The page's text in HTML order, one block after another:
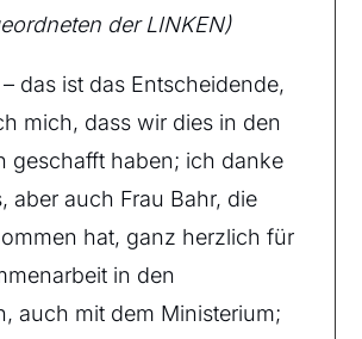
der LINKEN)
das ist das Entscheidende,
mich, dass wir dies in den
geschafft haben; ich danke
aber auch Frau Bahr, die
hat, ganz herzlich für
in den
auch mit dem Ministerium;